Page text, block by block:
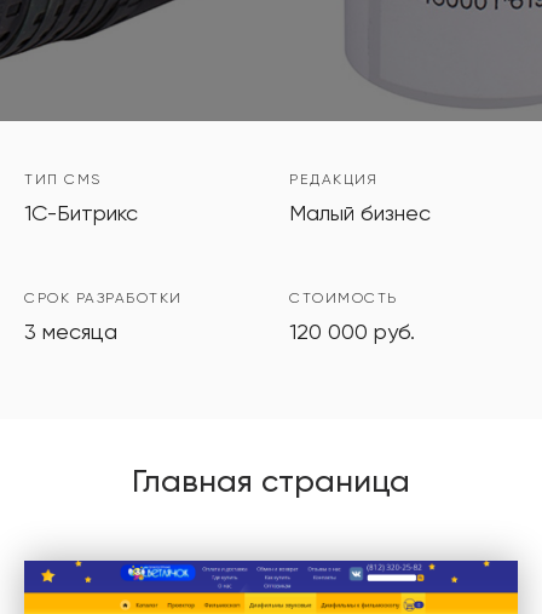
ТИП CMS
1C-Битрикс
РЕДАКЦИЯ
Малый бизнес
СРОК РАЗРАБОТКИ
3 месяца
СТОИМОСТЬ
120 000 руб.
Главная страница